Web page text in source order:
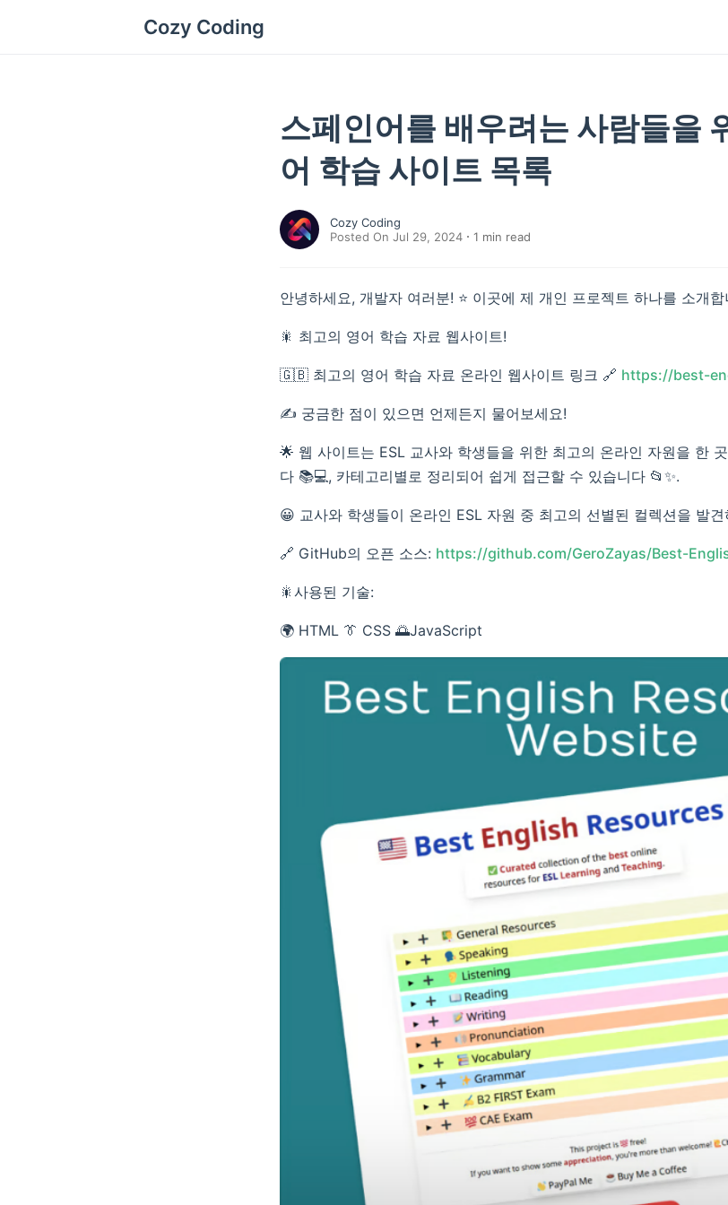
Cozy Coding
스페인어를 배우려는 사람들을
어 학습 사이트 목록
Cozy Coding
Posted On Jul 29, 2024
1 min read
안녕하세요, 개발자 여러분! ⭐ 이곳에 제 개인 프로젝트 하나를 소개합
🎇 최고의 영어 학습 자료 웹사이트!
🇬🇧 최고의 영어 학습 자료 온라인 웹사이트 링크 🔗 https://best-
✍ 궁금한 점이 있으면 언제든지 물어보세요!
🌟 웹 사이트는 ESL 교사와 학생들을 위한 최고의 온라인 자원을 한
다 📚💻, 카테고리별로 정리되어 쉽게 접근할 수 있습니다 📂✨.
😀 교사와 학생들이 온라인 ESL 자원 중 최고의 선별된 컬렉션을 발
🔗 GitHub의 오픈 소스: https://github.com/GeroZayas/Best-
🎇사용된 기술:
🌍 HTML 👔 CSS 🌅JavaScript